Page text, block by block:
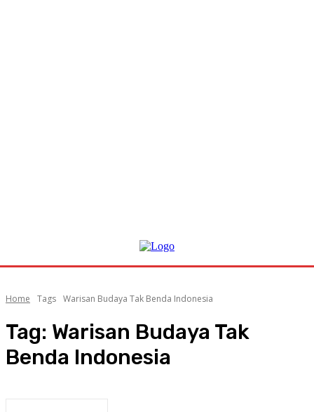
Home Tags Warisan Budaya Tak Benda Indonesia
Tag: Warisan Budaya Tak
Benda Indonesia